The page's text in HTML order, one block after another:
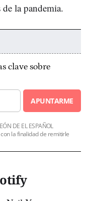
la pandemia.
clave sobre
APUNTARME
DE EL ESPAÑOL
con la finalidad de remitirle